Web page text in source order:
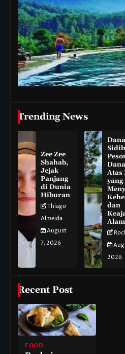
Trending News
Zee Zee
Shahab,
Jejak
Panjang
di Dunia
Hiburan
Thiago
Almeida
August
7, 2026
Atas
yang
dan
Alam
2026
Recent Post
FOOD